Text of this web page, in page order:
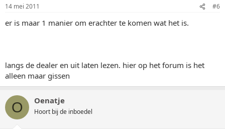
14 mei 2011 #6
er is maar 1 manier om erachter te komen wat het is.
langs de dealer en uit laten lezen. hier op het forum is het
alleen maar gissen
O Oenatje
Hoort bij de inboedel